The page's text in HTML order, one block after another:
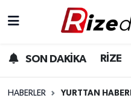
SON DAKİKA RİZE
HABERLER YURTTAN
Gündem
Rize Hava Durumu